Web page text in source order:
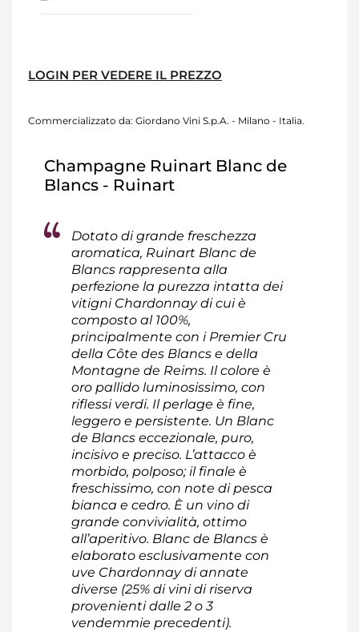
LOGIN PER VEDERE IL PREZZO
Commercializzato da: Giordano Vini S.p.A. - Milano - Italia.
Champagne Ruinart Blanc de
Blancs - Ruinart
Dotato di grande freschezza
aromatica, Ruinart Blanc de
Blancs rappresenta alla
perfezione la purezza intatta dei
vitigni Chardonnay di cui è
composto al 100%,
principalmente con i Premier Cru
della Côte des Blancs e della
Montagne de Reims. Il colore è
oro pallido luminosissimo, con
riflessi verdi. Il perlage è fine,
leggero e persistente. Un Blanc
de Blancs eccezionale, puro,
incisivo e preciso. L’attacco è
morbido, polposo; il finale è
freschissimo, con note di pesca
bianca e cedro. È un vino di
grande convivialità, ottimo
all’aperitivo. Blanc de Blancs è
elaborato esclusivamente con
uve Chardonnay di annate
diverse (25% di vini di riserva
provenienti dalle 2 o 3
vendemmie precedenti).